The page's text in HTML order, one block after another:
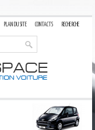
PLAN DU SITE CONTACTS RECHERCHE